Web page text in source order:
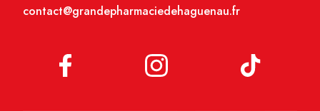
contact@grandepharmaciedehaguenau.fr